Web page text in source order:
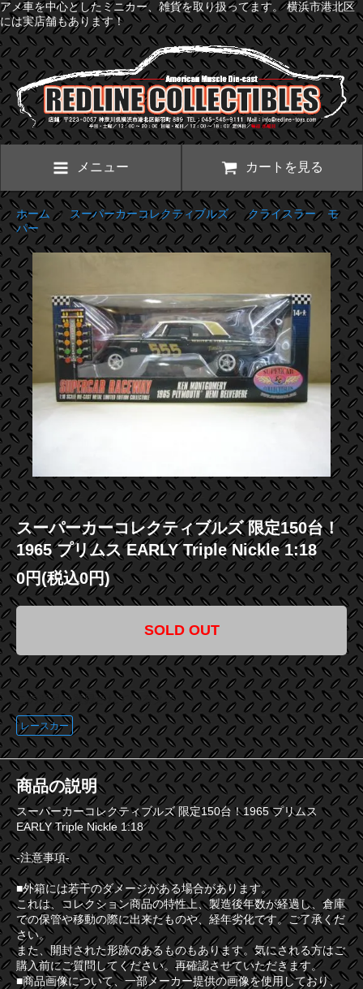
アメ車を中心としたミニカー、雑貨を取り扱ってます。 横浜市港北区
には実店舗もあります！
メニュー カートを見る
ホーム>スーパーカーコレクティブルズ>クライスラー モ
パー
スーパーカーコレクティブルズ 限定150台！
1965 プリムス EARLY Triple Nickle 1:18
0円(税込0円)
SOLD OUT
この商品に登録されているタグ
レースカー
商品の説明
スーパーカーコレクティブルズ 限定150台！1965 プリムス
EARLY Triple Nickle 1:18
-注意事項-
■外箱には若干のダメージがある場合があります。
これは、コレクション商品の特性上、製造後年数が経過し、倉庫
での保管や移動の際に出来たものや、経年劣化です。ご了承くだ
さい。
また、開封された形跡のあるものもあります。気にされる方はご
購入前にご質問してください。再確認させていただきます。
■商品画像について、一部メーカー提供の画像を使用しており、